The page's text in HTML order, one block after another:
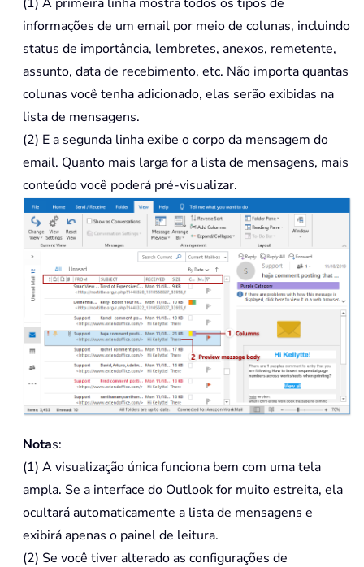
informações de um email por meio de colunas, incluindo
status de importância, lembretes, anexos, remetente,
assunto, data de recebimento, etc. Não importa quantas
colunas você tenha adicionado, elas serão exibidas na
lista de mensagens.
(2) E a segunda linha exibe o corpo da mensagem do
email. Quanto mais larga for a lista de mensagens, mais
conteúdo você poderá pré-visualizar.
Notas:
(1) A visualização única funciona bem com uma tela
ampla. Se a interface do Outlook for muito estreita, ela
ocultará automaticamente a lista de mensagens e
exibirá apenas o painel de leitura.
(2) Se você tiver alterado as configurações de